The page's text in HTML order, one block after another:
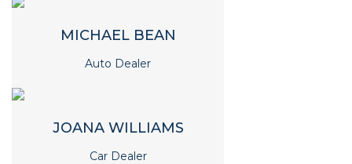
MICHAEL BEAN
Auto Dealer
JOANA WILLIAMS
Car Dealer